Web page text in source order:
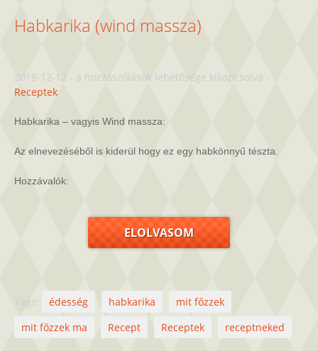
Habkarika (wind massza)
2018-12-12 - Habkarika
bejegyzéshez
a hozzászólások lehetősége kikapcsolva -
Receptek
Habkarika – vagyis Wind massza:
Az elnevezéséből is kiderül hogy ez egy habkönnyű tészta.
Hozzávalók:
ELOLVASOM
Tags: édesség habkarika
mit főzzek
mit főzzek ma
Recept Receptek receptneked